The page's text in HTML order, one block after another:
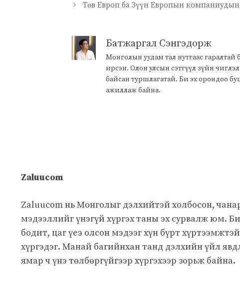
Төв Европ ба Зүүн Европын
Батжаргал Сэнгэдорж
Монголын уудам тал нутгаас гаралтай
ирсэн. Олон улсын сэтгүүл зүйн
байсан туршлагатай. Би эх орондоо
ажиллаж байна.
Zaluucom
Zaluucom нь Монголыг дэлхийтэй холбосон,
мэдээллийг үнэгүй хүргэх таны эх сурвалж юм.
бодит, цаг үеэ олсон мэдээг хүн бүрт хүртээмжтэй
хүргэдэг. Манай багийнхан танд дэлхийн үйл
ямар ч үнэ төлбөргүйгээр хүргэхээр зорьж байна.